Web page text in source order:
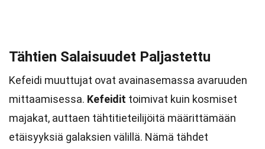
Tähtien Salaisuudet Paljastettu
Kefeidi muuttujat ovat avainasemassa avaruuden
mittaamisessa. Kefeidit toimivat kuin kosmiset
majakat, auttaen tähtitieteilijöitä määrittämään
etäisyyksiä galaksien välillä. Nämä tähdet